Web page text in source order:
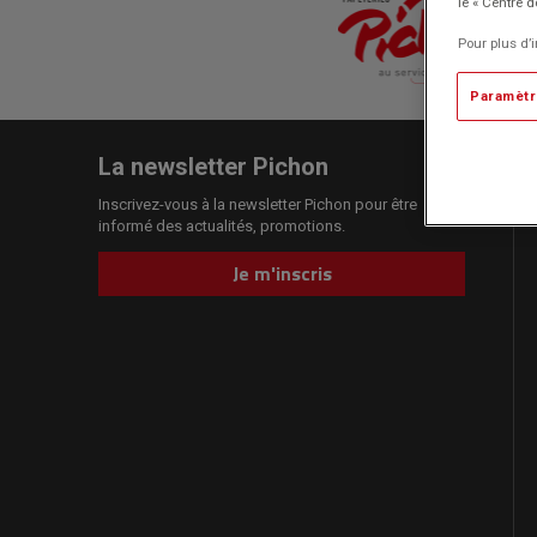
La newsletter Pichon
Inscrivez-vous à la newsletter Pichon pour être
informé des actualités, promotions.
Je m'inscris
Pour plus